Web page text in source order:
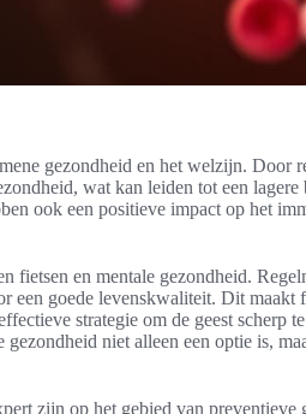
gezondheid en het welzijn. Door
wat kan leiden tot een lagere
ook een positieve impact op het
fietsen en mentale gezondheid.
een goede levenskwaliteit. Dit maakt
strategie om de geest scherp
niet alleen een optie is,
zijn op het gebied van preventieve